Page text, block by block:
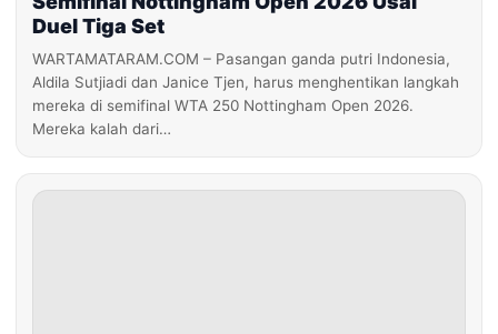
Duel Tiga Set
WARTAMATARAM.COM – Pasangan ganda putri Indonesia,
Aldila Sutjiadi dan Janice Tjen, harus menghentikan langkah
mereka di semifinal WTA 250 Nottingham Open 2026.
Mereka kalah dari…